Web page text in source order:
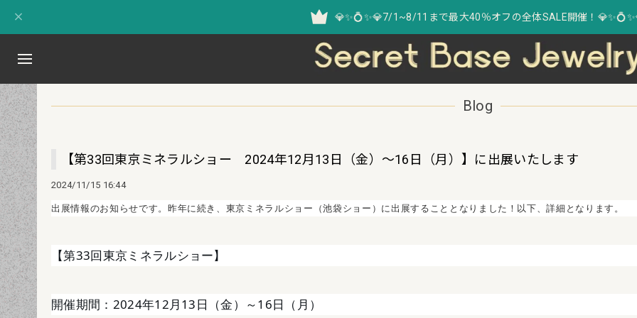
💎✨💍✨💎7/1~8/11まで最大40％オフの全体SALE開催！
Blog
【第33回東京ミネラルショー 2024年12月13日（金）～16日（月）】に出展いたします
2024/11/15 16:44
出展情報のお知らせです。昨年に続き、東京ミネラルショー（池袋ショー）に出展することとなりました！以下、詳細となります。
【第33回東京ミネラルショー】
開催期間：2024年12月13日（金）～16日（月）